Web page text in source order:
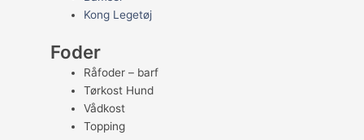
Kong Legetøj
Foder
Råfoder – barf
Tørkost Hund
Vådkost
Topping